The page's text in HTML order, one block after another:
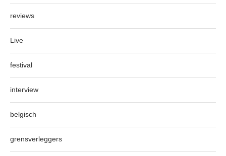
reviews
Live
festival
interview
belgisch
grensverleggers